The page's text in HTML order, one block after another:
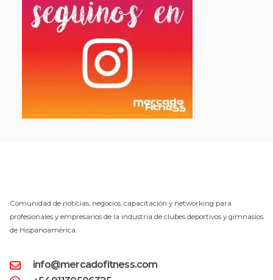
Comunidad de noticias, negocios, capacitación y networking para
profesionales y empresarios de la industria de clubes deportivos y gimnasios
de Hispanoamérica.
info@mercadofitness.com